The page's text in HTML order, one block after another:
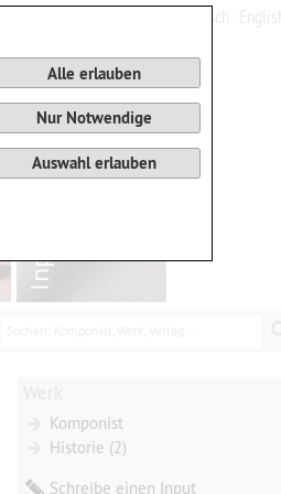
Komponist
Historie (2)
Schreibe einen Input
Alle erlauben
Nur Notwendige
Auswahl erlauben